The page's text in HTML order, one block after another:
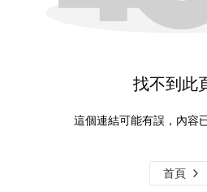
找不到此
這個連結可能有誤，內容
首頁